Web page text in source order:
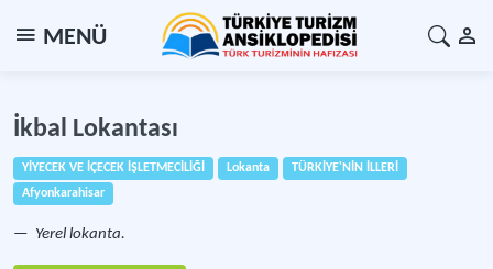
MENÜ
İkbal Lokantası
YİYECEK VE İÇECEK İŞLETMECİLİĞİ Lokanta
TÜRKİYE'NİN İLLERİ
Afyonkarahisar
Yerel lokanta.